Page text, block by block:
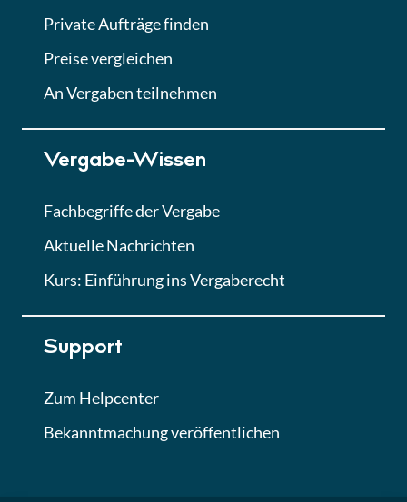
Lektion 6
Abgabe von Angeboten
Lektion
Lektion 7
Finales Quiz
Private Aufträge finden
Preise vergleichen
An Vergaben teilnehmen
Vergabe-Wissen
Fachbegriffe der Vergabe
Aktuelle Nachrichten
Kurs: Einführung ins Vergaberecht
Support
Zum Helpcenter
Bekanntmachung veröffentlichen